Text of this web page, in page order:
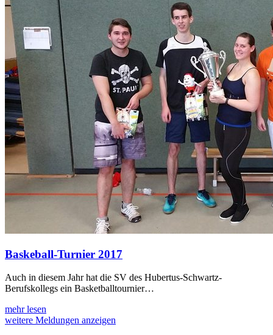
Baskeball-Turnier 2017
Auch in diesem Jahr hat die SV des Hubertus-Schwartz-
Berufskollegs ein Basketballtournier…
mehr lesen
weitere Meldungen anzeigen